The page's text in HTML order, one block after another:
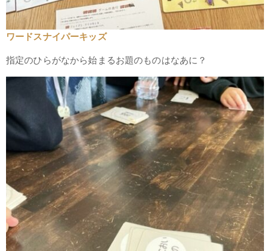
ワードスナイパーキッズ
指定のひらがなから始まるお題のものはなあに？